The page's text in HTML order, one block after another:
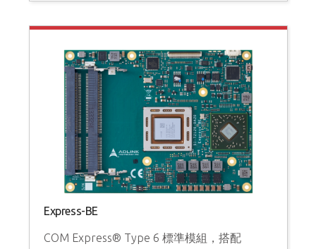
Express-BE
COM Express® Type 6 標準模組，搭配